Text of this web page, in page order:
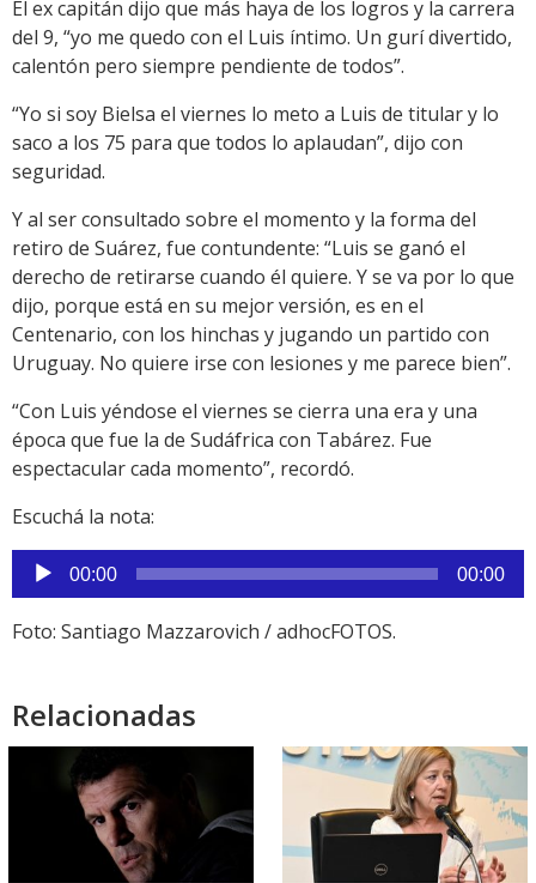
El ex capitán dijo que más haya de los logros y la carrera
del 9, “yo me quedo con el Luis íntimo. Un gurí divertido,
calentón pero siempre pendiente de todos”.
“Yo si soy Bielsa el viernes lo meto a Luis de titular y lo
saco a los 75 para que todos lo aplaudan”, dijo con
seguridad.
Y al ser consultado sobre el momento y la forma del
retiro de Suárez, fue contundente: “Luis se ganó el
derecho de retirarse cuando él quiere. Y se va por lo que
dijo, porque está en su mejor versión, es en el
Centenario, con los hinchas y jugando un partido con
Uruguay. No quiere irse con lesiones y me parece bien”.
“Con Luis yéndose el viernes se cierra una era y una
época que fue la de Sudáfrica con Tabárez. Fue
espectacular cada momento”, recordó.
Escuchá la nota:
Reproductor
de
audio
00:00 00:00
Foto: Santiago Mazzarovich / adhocFOTOS.
Relacionadas